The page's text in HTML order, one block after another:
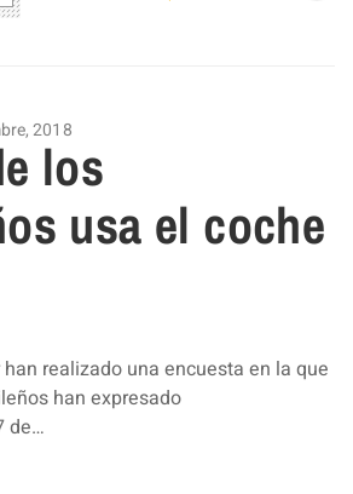
2018
los
usa el coche
han realizado una encuesta en la que
han expresado
de…